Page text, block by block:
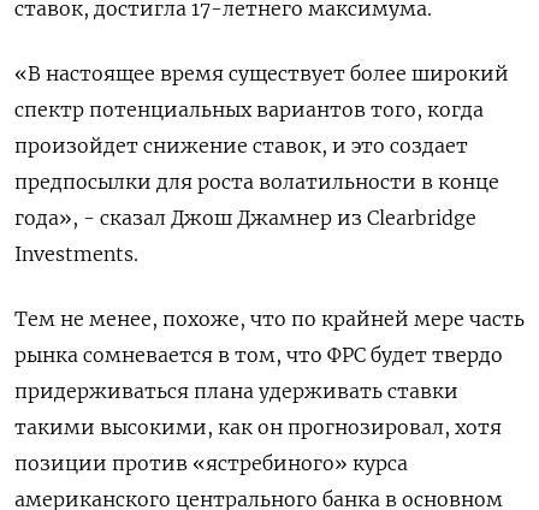
ставок, достигла 17-летнего максимума.
«В настоящее время существует более широкий
спектр потенциальных вариантов того, когда
произойдет снижение ставок, и это создает
предпосылки для роста волатильности в конце
года», - сказал Джош Джамнер из Clearbridge
Investments.
Тем не менее, похоже, что по крайней мере часть
рынка сомневается в том, что ФРС будет твердо
придерживаться плана удерживать ставки
такими высокими, как он прогнозировал, хотя
позиции против «ястребиного» курса
американского центрального банка в основном